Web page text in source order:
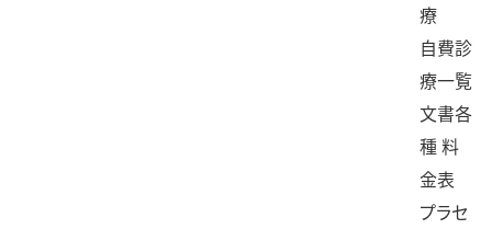
療
自費診
療一覧
文書各
種 料
金表
プラセ